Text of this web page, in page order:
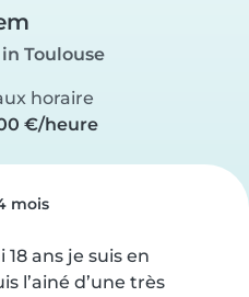
Toulouse
horaire
€/heure
mois
18 ans je suis en
l’ainé d’une très